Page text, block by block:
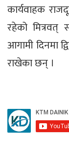
कार्यवाहक
रहेको मित्रवत्
आगामी दिनमा
राखेका छन् ।